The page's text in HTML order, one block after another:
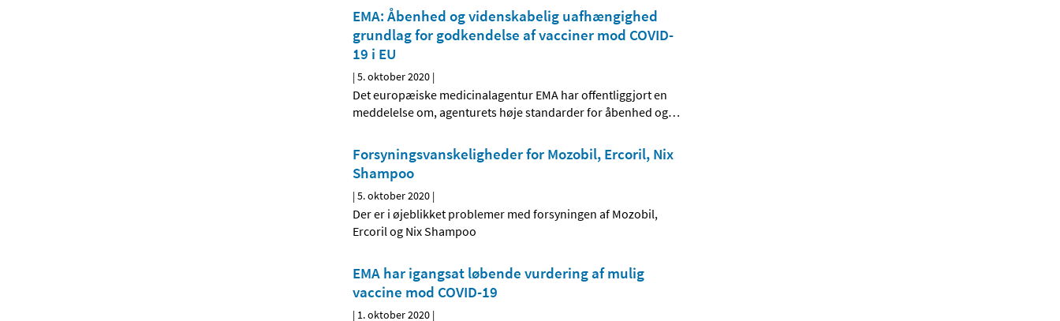
EMA: Åbenhed og videnskabelig uafhængighed
grundlag for godkendelse af vacciner mod COVID-
19 i EU
|5. oktober 2020 |
Det europæiske medicinalagentur EMA har offentliggjort en
meddelelse om, agenturets høje standarder for åbenhed og…
Forsyningsvanskeligheder for Mozobil, Ercoril, Nix
Shampoo
|5. oktober 2020 |
Der er i øjeblikket problemer med forsyningen af Mozobil,
Ercoril og Nix Shampoo
EMA har igangsat løbende vurdering af mulig
vaccine mod COVID-19
| 1. oktober 2020 |